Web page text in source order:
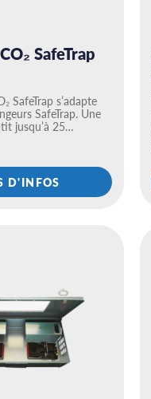
SafeTrap
SafeTrap s’adapte
SafeTrap. Une
jusqu’à 25…
D'INFOS